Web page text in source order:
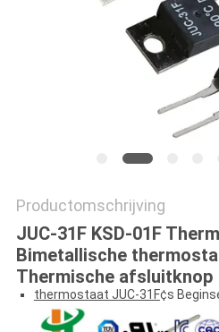
Productomschrijving
JUC-31F KSD-01F
Bimetallische
Thermische afsluitknop
thermostaat JUC-31F¢s